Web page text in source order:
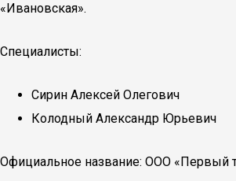
«Ивановская».
Специалисты:
Сирин Алексей Олегович
Колодный Александр Юрьевич
Официальное название: ООО «Первый